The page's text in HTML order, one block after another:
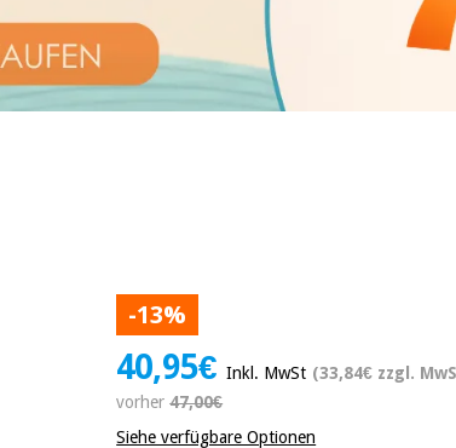
-13%
40,95€Inkl. MwSt (33,84€ zzgl.
vorher47,00€
Siehe verfügbare Optionen